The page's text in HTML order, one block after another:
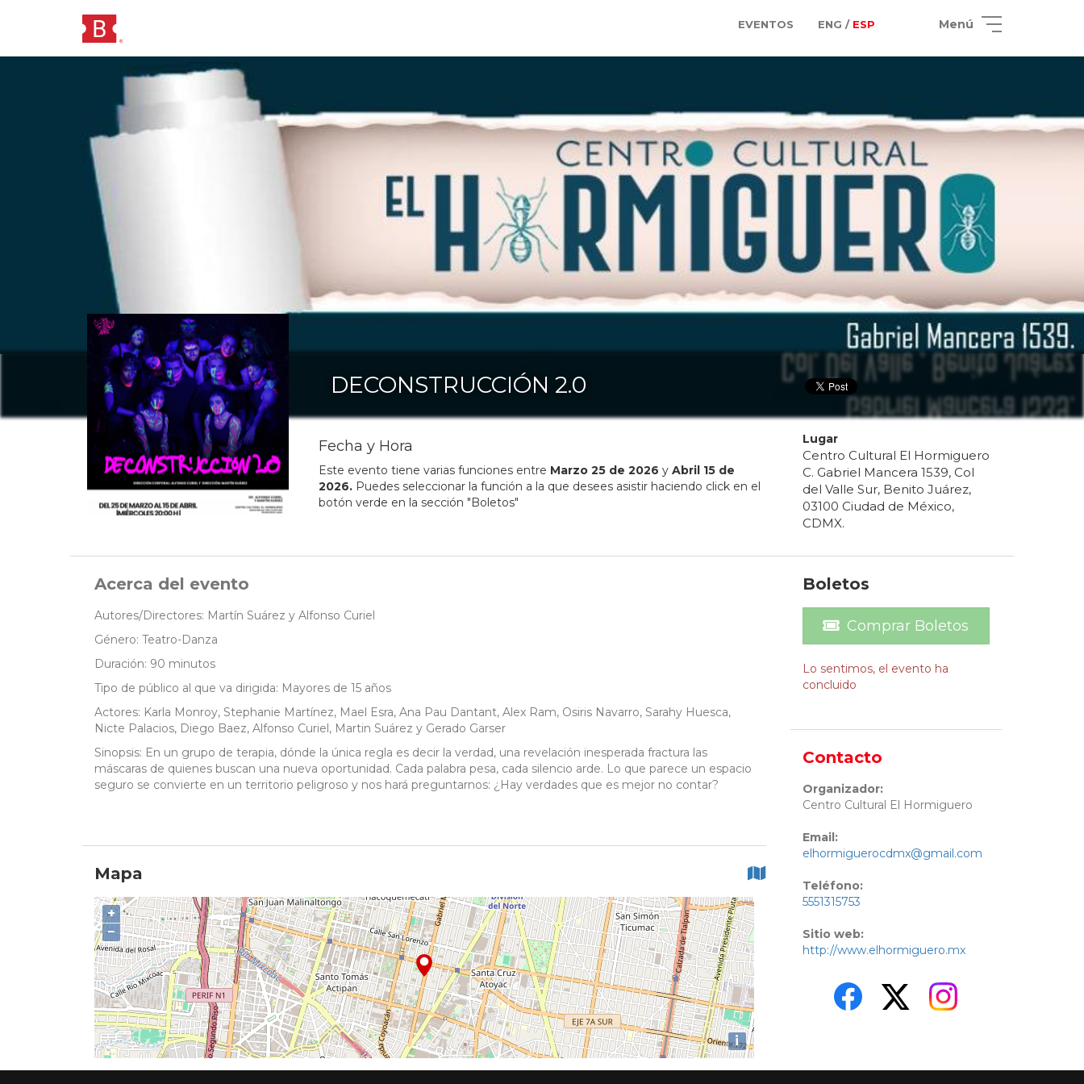
EVENTOS ENG / ESP Menú
DECONSTRUCCIÓN 2.0
Fecha y Hora
Este evento tiene varias funciones entre Marzo 25de 2026 y Abril 15de
2026.Puedes seleccionar la función a la que desees asistir haciendo click en el
botón verde en la sección "Boletos"
Lugar
Centro Cultural El Hormiguero
C. Gabriel Mancera 1539, Col
del Valle Sur, Benito Juárez,
03100 Ciudad de México,
CDMX.
Acerca del evento
Autores/Directores: Martín Suárez y Alfonso Curiel
Género: Teatro-Danza
Duración: 90 minutos
Tipo de público al que va dirigida: Mayores de 15 años
Actores: Karla Monroy, Stephanie Martínez, Mael Esra, Ana Pau Dantant, Alex Ram, Osiris Navarro, Sarahy Huesca,
Nicte Palacios, Diego Baez, Alfonso Curiel, Martin Suárez y Gerado Garser
Sinopsis: En un grupo de terapia, dónde la única regla es decir la verdad, una revelación inesperada fractura las
máscaras de quienes buscan una nueva oportunidad. Cada palabra pesa, cada silencio arde. Lo que parece un espacio
seguro se convierte en un territorio peligroso y nos hará preguntarnos: ¿Hay verdades que es mejor no contar?
Mapa
+
−
i
Boletos
Comprar Boletos
Lo sentimos, el evento ha
concluido
Contacto
Organizador:
Centro Cultural El Hormiguero
Email:
elhormiguerocdmx@gmail.com
Teléfono:
5551315753
Sitio web:
http://www.elhormiguero.mx